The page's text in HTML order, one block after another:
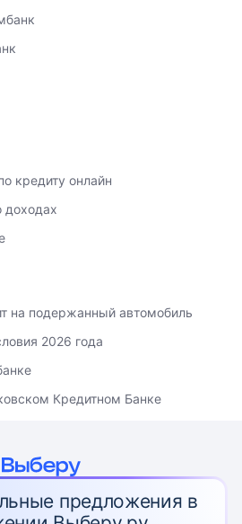
кредиту онлайн
доходах
на подержанный автомобиль
2026 года
Кредитном Банке
предложения в